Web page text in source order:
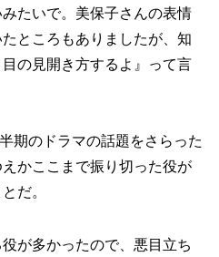
たいで。美保子さんの表情
ところもありましたが、知
の見開き方するよ』って言
期のドラマの話題をさらった
かここまで振り切った役が
だ。
が多かったので、悪目立ち